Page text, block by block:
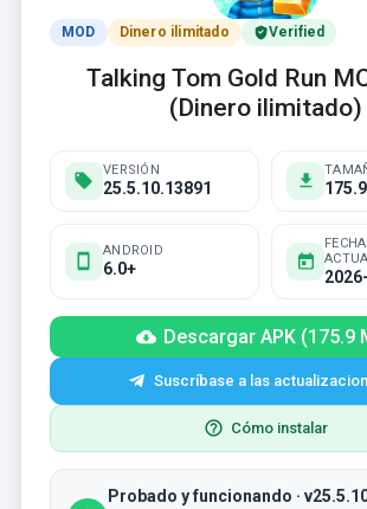
MOD Dinero ilimitado Verified
Talking Tom Gold Run
(Dinero ilimitado)
VERSIÓN
25.5.10.13891
ANDROID
6.0+
Descargar APK (175.9
Suscríbase a las
Cómo instalar
Probado y funcionando ·